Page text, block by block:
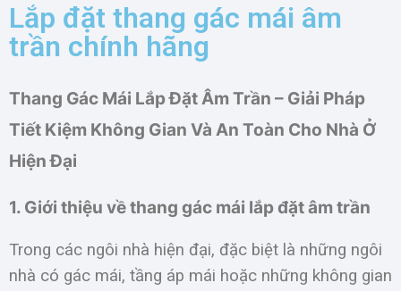
Lắp đặt thang gác mái âm
trần chính hãng
Thang Gác Mái Lắp Đặt Âm Trần – Giải Pháp
Tiết Kiệm Không Gian Và An Toàn Cho Nhà Ở
Hiện Đại
1. Giới thiệu về thang gác mái lắp đặt âm trần
Trong các ngôi nhà hiện đại, đặc biệt là những ngôi
nhà có gác mái, tầng áp mái hoặc những không gian